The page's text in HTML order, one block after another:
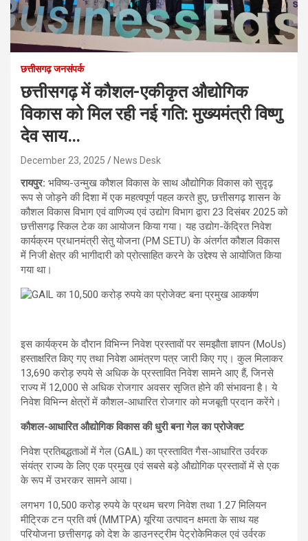
छत्तीसगढ़ जनसंपर्क
छत्तीसगढ़ में कौशल-एकीकृत औद्योगिक
विकास को मिल रही नई गति: मुख्यमंत्री विष्णु
देव साय…
December 23, 2025 News Desk
रायपुर: भविष्य-उन्मुख कौशल विकास के साथ औद्योगिक विकास को सुदृढ़
रूप से जोड़ने की दिशा में एक महत्वपूर्ण पहल करते हुए, छत्तीसगढ़ शासन के
कौशल विकास विभाग एवं वाणिज्य एवं उद्योग विभाग द्वारा 23 दिसंबर 2025 को
छत्तीसगढ़ स्किल टेक का आयोजन किया गया। यह उद्योग-केंद्रित निवेश
कार्यक्रम प्रधानमंत्री सेतु योजना (PM SETU) के अंतर्गत कौशल विकास
में निजी क्षेत्र की भागीदारी को प्रोत्साहित करने के उद्देश्य से आयोजित किया
गया था।
इस कार्यक्रम के दौरान विभिन्न निवेश प्रस्तावों पर समझौता ज्ञापन (MoUs)
हस्ताक्षरित किए गए तथा निवेश आमंत्रण पत्र जारी किए गए। कुल मिलाकर
13,690 करोड़ रुपये से अधिक के प्रस्तावित निवेश सामने आए हैं, जिनसे
राज्य में 12,000 से अधिक रोजगार अवसर सृजित होने की संभावना है। ये
निवेश विभिन्न क्षेत्रों में कौशल-आधारित रोजगार को मजबूती प्रदान करेंगे।
कौशल-आधारित औद्योगिक विकास की धुरी बना गेल का प्रोजेक्ट
निवेश प्रतिबद्धताओं में गेल (GAIL) का प्रस्तावित गैस-आधारित उर्वरक
संयंत्र राज्य के लिए एक प्रमुख एवं सबसे बड़े औद्योगिक प्रस्तावों में से एक
के रूप में उभरकर सामने आया।
लगभग 10,500 करोड़ रुपये के प्रथम चरण निवेश तथा 1.27 मिलियन
मीट्रिक टन प्रति वर्ष (MMTPA) यूरिया उत्पादन क्षमता के साथ यह
परियोजना छत्तीसगढ़ को देश के डाउनस्ट्रीम पेट्रोकेमिकल एवं उर्वरक